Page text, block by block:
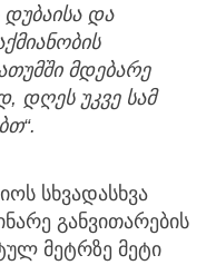
და
მდებარე
დღეს უკვე სამ
სხვადასხვა
განვითარების
მეტრზე მეტი